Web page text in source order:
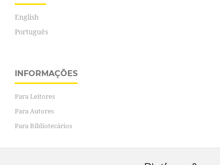
English
Português
INFORMAÇÕES
Para Leitores
Para Autores
Para Bibliotecários